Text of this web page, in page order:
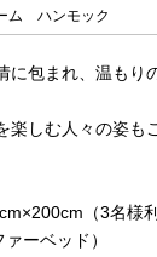
ム ハンモック
に包まれ、温もり
楽しむ人々の姿も
（3名様
ーベッド）